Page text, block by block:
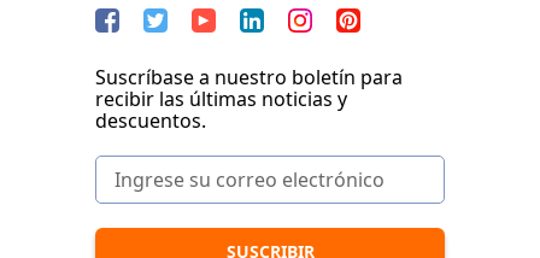
Suscríbase a nuestro boletín para
recibir las últimas noticias y
descuentos.